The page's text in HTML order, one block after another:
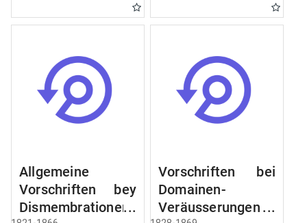
Allgemeine
Vorschriften bey
Dismembrationen
Vorschriften bei
Domainen-
Veräusserungen